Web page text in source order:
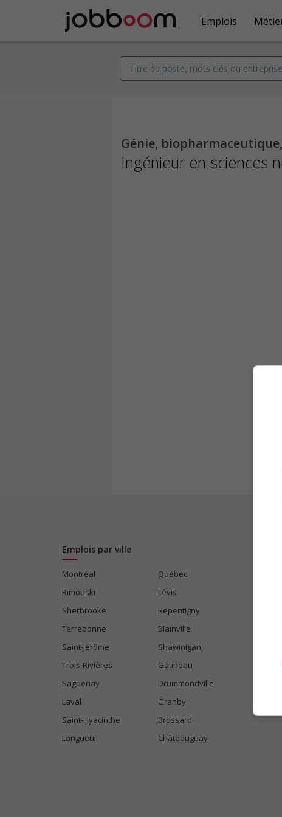
Emplois
Génie,
Ingénieur en sciences
Emplois par ville
Montréal
Québec
Rimouski
Lévis
Sherbrooke
Repentigny
Terrebonne
Blainville
Saint-Jérôme
Shawinigan
Trois-Rivières
Gatineau
Saguenay
Drummondville
Laval
Granby
Saint-Hyacinthe
Brossard
Longueuil
Châteauguay